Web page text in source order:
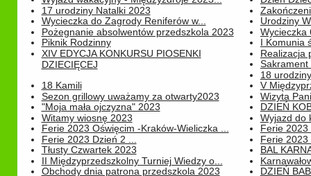
17 urodziny Natalki 2023
Wycieczka do Zagrody Reniferów w...
Pożegnanie absolwentów przedszkola 2023
Urodziny
Wycieczka
Piknik Rodzinny
XIV EDYCJA KONKURSU PIOSENKI
DZIECIĘCEJ
I Komunia
Realizacja
Sakrament
18
18 Kamili
Sezon grillowy uważamy za otwarty2023
V
Wizyta
"Moja mała ojczyzna" 2023
Witamy wiosnę 2023
DZIEŃ
Wyjazd do
Ferie 2023 Oświęcim -Kraków-Wieliczka ...
Ferie 2023 Dzień 2 ...
Ferie 2023
Ferie 2023
Tłusty Czwartek 2023
II Międzyprzedszkolny Turniej Wiedzy o...
BAL
Obchody dnia patrona przedszkola 2023
DZIEŃ